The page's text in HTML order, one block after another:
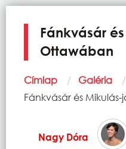
navigáció
Fánkvásár
Ottawában
Morzsa
Címlap Galéria
Current:
Fánkvásár és
Nagy Dóra